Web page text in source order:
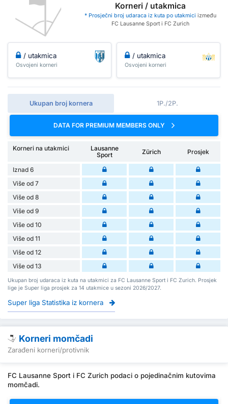
Korneri / utakmica
* Prosječni broj udaraca iz kuta po utakmici između
FC Lausanne Sport i FC Zurich
/ utakmica
Osvojeni korneri
/ utakmica
Osvojeni korneri
Ukupan broj kornera 1P./2P.
DATA FOR PREMIUM MEMBERS ONLY
Korneri na utakmici
Lausanne
Sport
Zürich Prosjek
Iznad 6
Više od 7
Više od 8
Više od 9
Više od 10
Više od 11
Više od 12
Više od 13
Ukupan broj udaraca iz kuta na utakmici za FC Lausanne Sport i FC Zurich. Prosjek
lige je Super liga prosjek za 14 utakmice u sezoni 2026/2027.
Super liga Statistika iz kornera
Korneri momčadi
Zarađeni korneri/protivnik
FC Lausanne Sport i FC Zurich podaci o pojedinačnim kutovima
momčadi.